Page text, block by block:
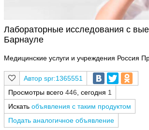
Лабораторные исследования с
Барнауле
Медицинские услуги и учреждения Россия
spr:1365551
Просмотры всего 446 , сегодня 1
Искать объявления с таким продуктом
Подать аналогичное объявление